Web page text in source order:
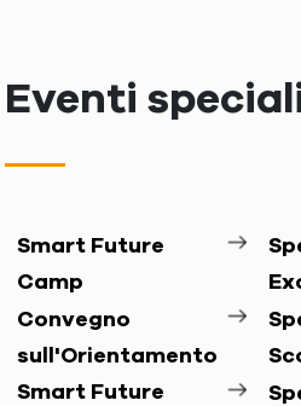
Eventi
Smart Future
Camp
Convegno
sull'Orientamento
Smart Future